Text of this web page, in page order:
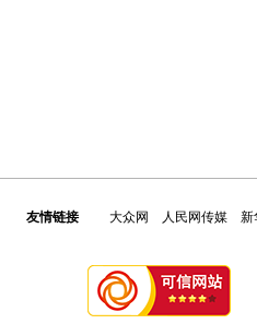
友情链接 大众网 人民网传媒 新